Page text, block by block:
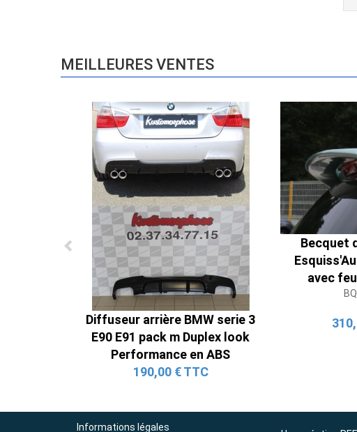
MEILLEURES VENTES
Diffuseur arrière BMW serie 3
E90 E91 pack m Duplex look
Performance en ABS
190,00 € TTC
Becquet
avec
Informations légales